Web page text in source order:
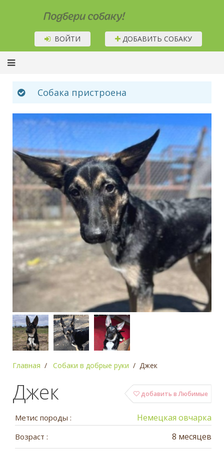
Подбери собаку!
ВОЙТИ ДОБАВИТЬ СОБАКУ
Собака пристроена
Главная Собаки в добрые руки Джек
добавить в Любимые
Джек
Метис породы : Немецкая овчарка
Возраст : 8 месяцев